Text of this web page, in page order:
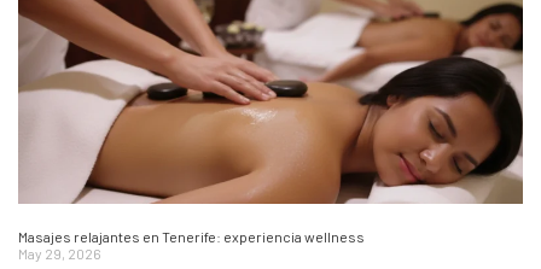
Masajes relajantes en Tenerife: experiencia wellness
May 29, 2026